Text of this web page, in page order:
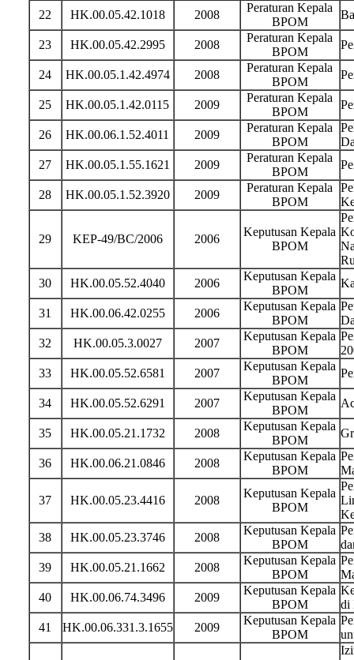
22 HK.00.05.42.1018 2008
Peraturan Kepala
BPOM
23 HK.00.05.42.2995 2008
Peraturan Kepala
BPOM
24 HK.00.05.1.42.4974 2008
Peraturan Kepala
BPOM
25 HK.00.05.1.42.0115 2009
Peraturan Kepala
BPOM
26 HK.00.06.1.52.4011 2009
Peraturan Kepala
BPOM
27
HK.00.05.1.55.1621 2009
Peraturan Kepala
BPOM
28 HK.00.05.1.52.3920 2009
Peraturan Kepala
BPOM
29 KEP-49/BC/2006 2006
Keputusan Kepala
BPOM
30
HK.00.05.52.4040 2006
Keputusan Kepala
BPOM
31 HK.00.06.42.0255 2006
Keputusan Kepala
BPOM
32
HK.00.05.3.0027 2007
Keputusan Kepala
BPOM
33
HK.00.05.52.6581 2007
Keputusan Kepala
BPOM
34 HK.00.05.52.6291 2007
Keputusan Kepala
BPOM
35 HK.00.05.21.1732 2008
Keputusan Kepala
BPOM
36 HK.00.06.21.0846 2008
Keputusan Kepala
BPOM
37 HK.00.05.23.4416 2008
Keputusan Kepala
BPOM
38
HK.00.05.23.3746 2008
Keputusan Kepala
BPOM
39
HK.00.05.21.1662 2008
Keputusan Kepala
BPOM
40
HK.00.06.74.3496 2009
Keputusan Kepala
BPOM
di
41
HK.00.06.331.3.1655 2009
Keputusan Kepala
BPOM